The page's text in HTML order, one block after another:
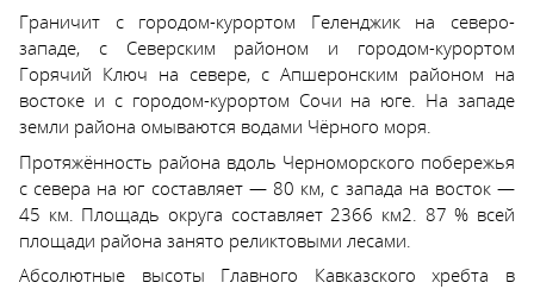
Граничит с городом-курортом Геленджик на северо-
западе, с Северским районом и городом-курортом
Горячий Ключ на севере, с Апшеронским районом на
востоке и с городом-курортом Сочи на юге. На западе
земли района омываются водами Чёрного моря.
Протяжённость района вдоль Черноморского побережья
с севера на юг составляет — 80 км, с запада на восток —
45 км. Площадь округа составляет 2366 км2. 87 % всей
площади района занято реликтовыми лесами.
Абсолютные высоты Главного Кавказского хребта в